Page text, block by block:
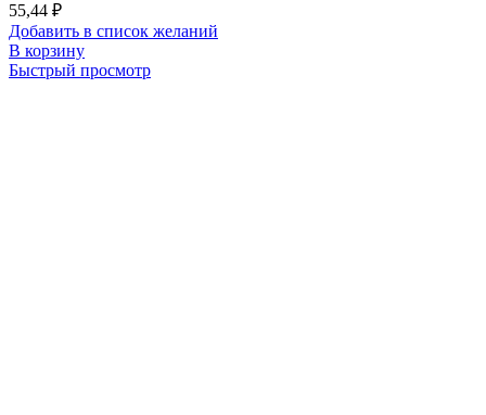
55,44 ₽
Добавить в список желаний
В корзину
Быстрый просмотр